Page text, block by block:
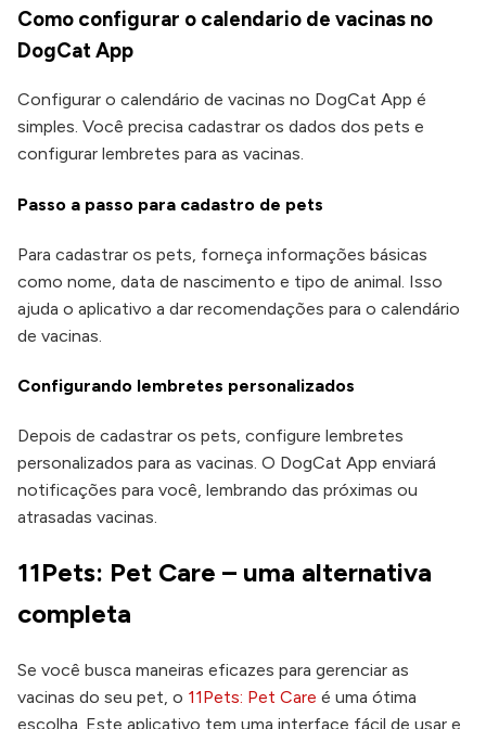
Como configurar o calendario de vacinas no
DogCat App
Configurar o calendário de vacinas no DogCat App é
simples. Você precisa cadastrar os dados dos pets e
configurar lembretes para as vacinas.
Passo a passo para cadastro de pets
Para cadastrar os pets, forneça informações básicas
como nome, data de nascimento e tipo de animal. Isso
ajuda o aplicativo a dar recomendações para o calendário
de vacinas.
Configurando lembretes personalizados
Depois de cadastrar os pets, configure lembretes
personalizados para as vacinas. O DogCat App enviará
notificações para você, lembrando das próximas ou
atrasadas vacinas.
11Pets: Pet Care – uma alternativa
completa
Se você busca maneiras eficazes para gerenciar as
vacinas do seu pet, o 11Pets: Pet Care é uma ótima
escolha. Este aplicativo tem uma interface fácil de usar e